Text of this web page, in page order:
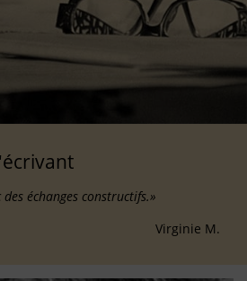
échanges constructifs.»
Virginie M.